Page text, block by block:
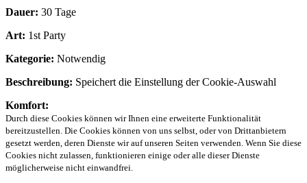
Dauer: 30 Tage
Art: 1st Party
Kategorie: Notwendig
Beschreibung: Speichert die Einstellung der Cookie-Auswahl
Komfort:
Durch diese Cookies können wir Ihnen eine erweiterte Funktionalität
bereitzustellen. Die Cookies können von uns selbst, oder von Drittanbietern
gesetzt werden, deren Dienste wir auf unseren Seiten verwenden. Wenn Sie diese
Cookies nicht zulassen, funktionieren einige oder alle dieser Dienste
möglicherweise nicht einwandfrei.